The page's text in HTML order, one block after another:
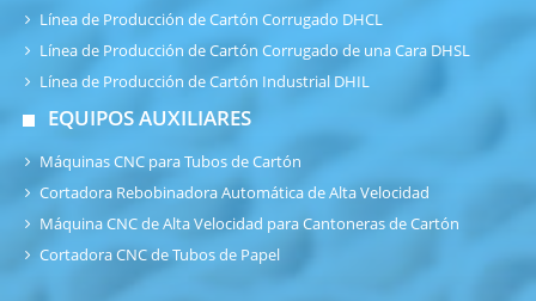
Línea de Producción de Cartón Corrugado DHCL
Línea de Producción de Cartón Corrugado de una Cara DHSL
Línea de Producción de Cartón Industrial DHIL
EQUIPOS AUXILIARES
Máquinas CNC para Tubos de Cartón
Cortadora Rebobinadora Automática de Alta Velocidad
Máquina CNC de Alta Velocidad para Cantoneras de Cartón
Cortadora CNC de Tubos de Papel